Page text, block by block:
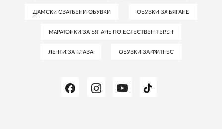
ДАМСКИ СВАТБЕНИ ОБУВКИ ОБУВКИ ЗА БЯГАНЕ
МАРАТОНКИ ЗА БЯГАНЕ ПО ЕСТЕСТВЕН ТЕРЕН
ЛЕНТИ ЗА ГЛАВА ОБУВКИ ЗА ФИТНЕС